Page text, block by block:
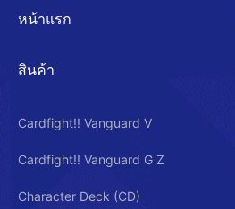
หน้าแรก
สินค้า
Cardfight!! Vanguard V
Cardfight!! Vanguard G Z
Character Deck (CD)